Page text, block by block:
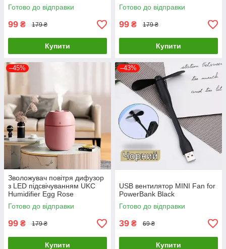
Готово до відправки
99 ₴ 179 ₴
Купити
Готово до відправки
99 ₴ 179 ₴
Купити
–45%
Зволожувач повітря дифузор
з LED підсвічуванням UKC
Humidifier Egg Rose
Готово до відправки
99 ₴ 179 ₴
Купити
–43%
USB вентилятор MINI Fan for
PowerBank Black
Готово до відправки
39 ₴ 69 ₴
Купити